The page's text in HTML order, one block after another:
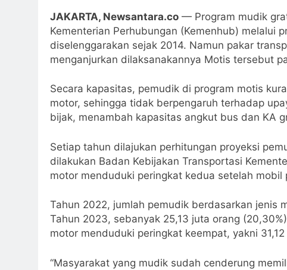
JAKARTA, Newsantara.co — Program mudik
Kementerian Perhubungan (Kemenhub) melalui
diselenggarakan sejak 2014. Namun pakar
menganjurkan dilaksanakannya Motis tersebut
Secara kapasitas, pemudik di program motis
motor, sehingga tidak berpengaruh terhadap
bijak, menambah kapasitas angkut bus dan KA
Setiap tahun dilajukan perhitungan proyeksi
dilakukan Badan Kebijakan Transportasi
motor menduduki peringkat kedua setelah mobil
Tahun 2022, jumlah pemudik berdasarkan jenis
Tahun 2023, sebanyak 25,13 juta orang
motor menduduki peringkat keempat, yakni
“Masyarakat yang mudik sudah cenderung